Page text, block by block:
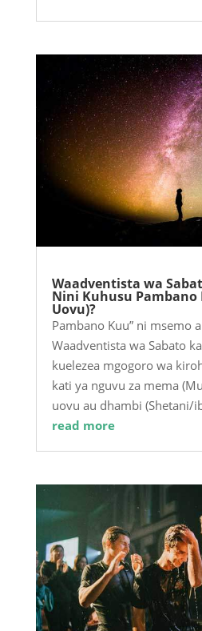
Waadventista wa
Nini Kuhusu Pambano
Uovu)?
Pambano Kuu” ni msemo
Waadventista wa Sabato
kuelezea mgogoro wa
kati ya nguvu za mema
uovu au dhambi (Shetani/
read more